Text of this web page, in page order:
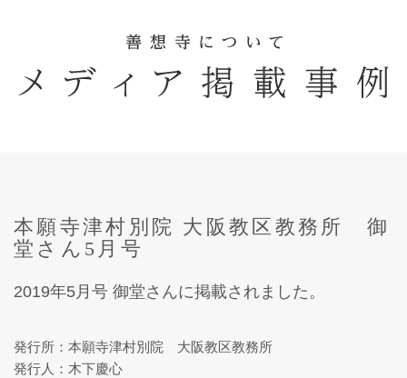
本願寺津村別院 大阪教区教務所 御
堂さん5月号
2019年5月号 御堂さんに掲載されました。
発行所：本願寺津村別院 大阪教区教務所
発行人：木下慶心